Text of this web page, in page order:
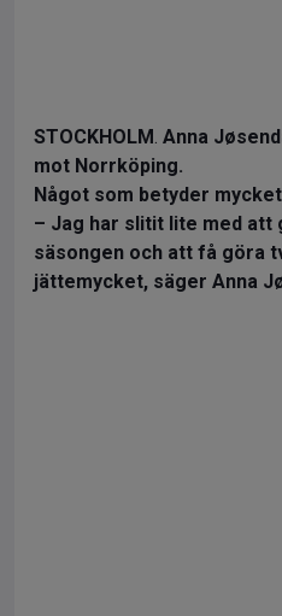
STOCKHOLM Anna
mot Norrköping.
Något som betyder
– Jag har slitit lite med att
säsongen och att få göra
jättemycket, säger Anna